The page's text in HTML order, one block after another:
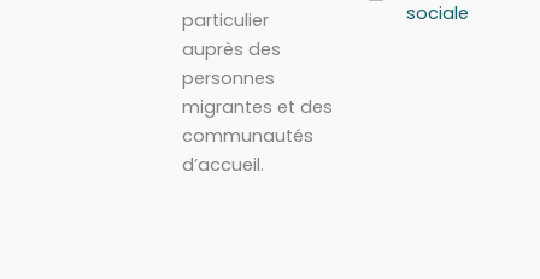
particulier
auprès des
personnes
migrantes et des
communautés
d’accueil.
sociale